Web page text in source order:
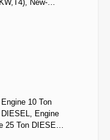
New-
NEW-DV250S7 ,
(DEUTZ TIER3),
TIER3),
10 Ton
Engine
25 Ton DIESEL,